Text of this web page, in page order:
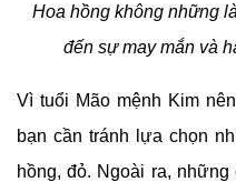
Hoa hồng không những
đến sự may mắn và
Vì tuổi Mão mệnh Kim
bạn cần tránh lựa chọn
hồng, đỏ. Ngoài ra,